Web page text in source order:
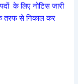
के लिए नोटिस जारी
तरफ से निकाल कर